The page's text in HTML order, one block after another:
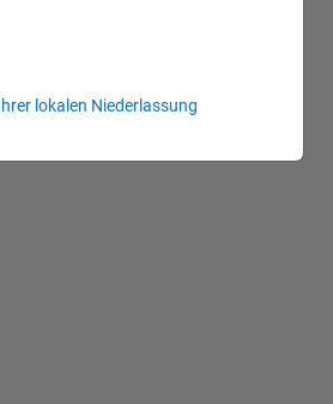
lokalen Niederlassung